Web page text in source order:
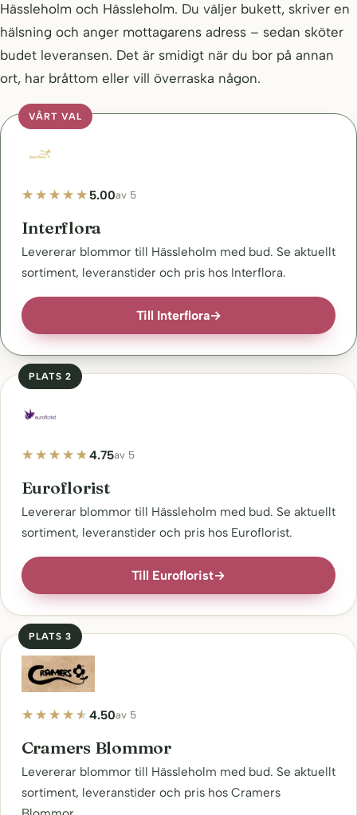
Hässleholm och Hässleholm. Du väljer bukett, skriver en
hälsning och anger mottagarens adress – sedan sköter
budet leveransen. Det är smidigt när du bor på annan
ort, har bråttom eller vill överraska någon.
VÅRT VAL
5.00av 5
Interflora
Levererar blommor till Hässleholm med bud. Se aktuellt
sortiment, leveranstider och pris hos Interflora.
Till Interflora→
PLATS 2
4.75av 5
Euroflorist
Levererar blommor till Hässleholm med bud. Se aktuellt
sortiment, leveranstider och pris hos Euroflorist.
Till Euroflorist→
PLATS 3
4.50av 5
Cramers Blommor
Levererar blommor till Hässleholm med bud. Se aktuellt
sortiment, leveranstider och pris hos Cramers